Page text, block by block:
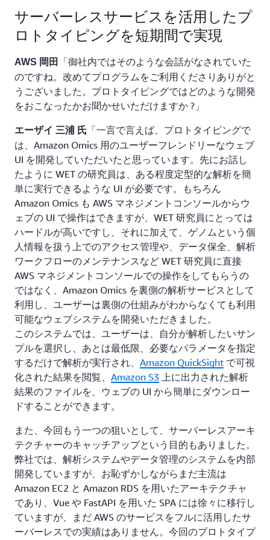
サーバーレスサービスを活用したプ
ロトタイピングを短期間で実現
AWS 岡田
「御社内ではそのような会話がなされていた
のですね。改めてプログラムをご利用くださりありがと
うございました。プロトタイピングではどのような開発
をおこなったかお聞かせいただけますか ?」
エーザイ 三浦 氏 「一言で言えば、プロトタイピングで
は、Amazon Omics 用のユーザーフレンドリーなウェブ
UI を開発していただいたと思っています。先にお話し
たように WET の研究員は、ある程度定型的な解析を簡
単に実行できるような UI が必要です。もちろん
Amazon Omics も AWS マネジメントコンソールからウ
ェブの UI で操作はできますが、WET 研究員にとっては
ハードルが高いですし、それに加えて、ゲノムという個
人情報を扱う上でのアクセス管理や、データ保全、解析
ワークフローのメンテナンスなど WET 研究員に直接
AWS マネジメントコンソールでの操作をしてもらうの
ではなく、Amazon Omics を裏側の解析サービスとして
利用し、ユーザーは裏側の仕組みがわからなくても利用
可能なウェブシステムを開発いただきました。
このシステムでは、ユーザーは、自分が解析したいサン
プルを選択し、あとは最低限、必要なパラメータを指定
するだけで解析が実行され、 Amazon QuickSight で可視
化された結果を閲覧、 Amazon S3 上に出力された解析
結果のファイルを、ウェブの UI から簡単にダウンロー
ドすることができます。
また、今回もう一つの狙いとして、サーバーレスアーキ
テクチャーのキャッチアップという目的もありました。
弊社では、解析システムやデータ管理のシステムを内部
開発していますが、お恥ずかしながらまだ主流は
Amazon EC2 と Amazon RDS を用いたアーキテクチャ
であり、Vue や FastAPI を用いた SPA には徐々に移行し
ていますが、まだ AWS のサービスをフルに活用したサ
ーバーレスでの実績はありません。今回のプロトタイプ